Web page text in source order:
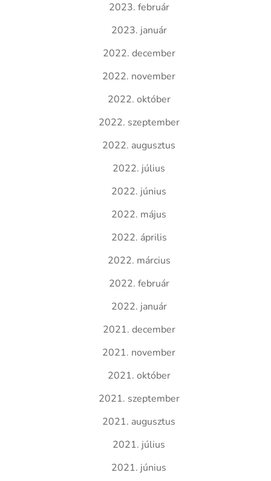
2023. február
2023. január
2022. december
2022. november
2022. október
2022. szeptember
2022. augusztus
2022. július
2022. június
2022. május
2022. április
2022. március
2022. február
2022. január
2021. december
2021. november
2021. október
2021. szeptember
2021. augusztus
2021. július
2021. június